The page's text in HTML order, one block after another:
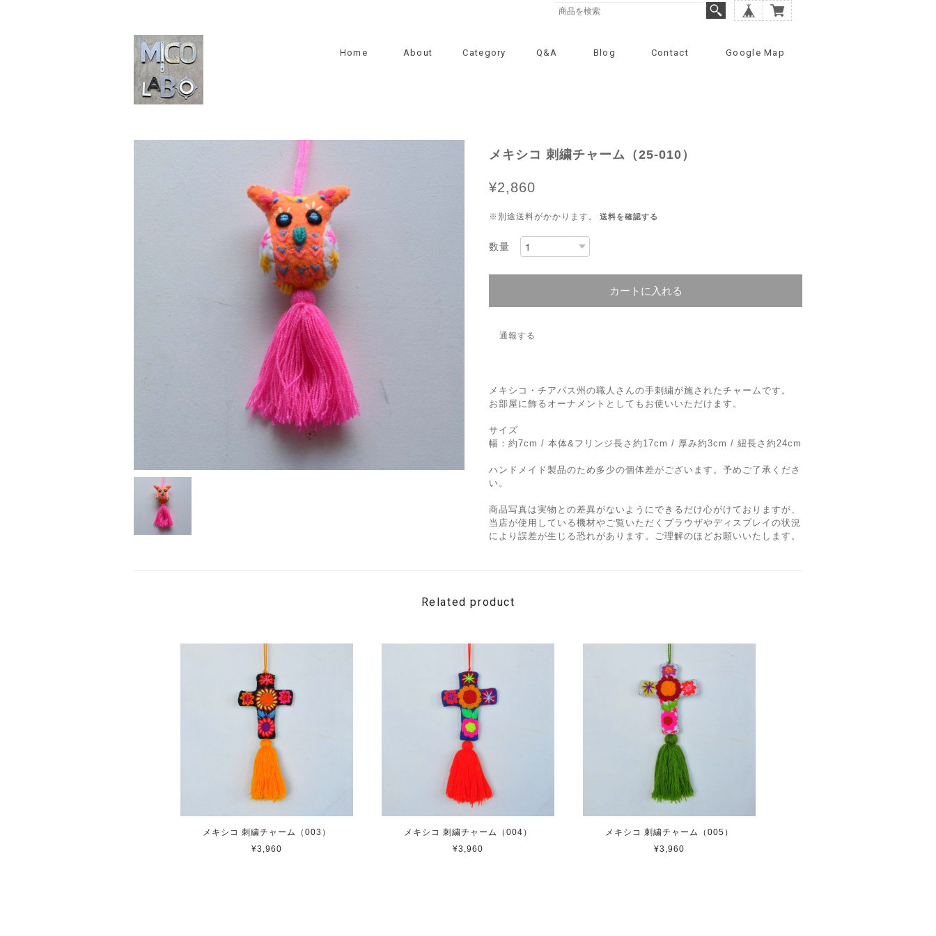
Home About Category Q&A Blog Contact Google Map
メキシコ 刺繍チャーム（25-010）
¥2,860
※別途送料がかかります。 送料を確認する
数量
カートに入れる
通報する
メキシコ・チアパス州の職人さんの手刺繍が施されたチャームです。
お部屋に飾るオーナメントとしてもお使いいただけます。
サイズ
幅：約7cm / 本体&フリンジ長さ約17cm / 厚み約3cm / 紐長さ約24cm
ハンドメイド製品のため多少の個体差がございます。予めご了承くださ
い。
商品写真は実物との差異がないようにできるだけ心がけておりますが、
当店が使用している機材やご覧いただくブラウザやディスプレイの状況
により誤差が生じる恐れがあります。ご理解のほどお願いいたします。
Related product
メキシコ 刺繍チャーム（003）
¥3,960
メキシコ 刺繍チャーム（004）
¥3,960
メキシコ 刺繍チャーム（005）
¥3,960